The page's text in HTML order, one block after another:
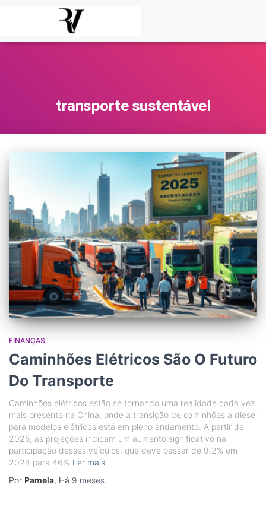
transporte sustentável
FINANÇAS
Caminhões Elétricos São O Futuro
Do Transporte
Caminhões elétricos estão se tornando uma realidade cada vez
mais presente na China, onde a transição de caminhões a diesel
para modelos elétricos está em pleno andamento. A partir de
2025, as projeções indicam um aumento significativo na
participação desses veículos, que deve passar de 9,2% em
2024 para 46% Ler mais
Por Pamela, Há 9 meses